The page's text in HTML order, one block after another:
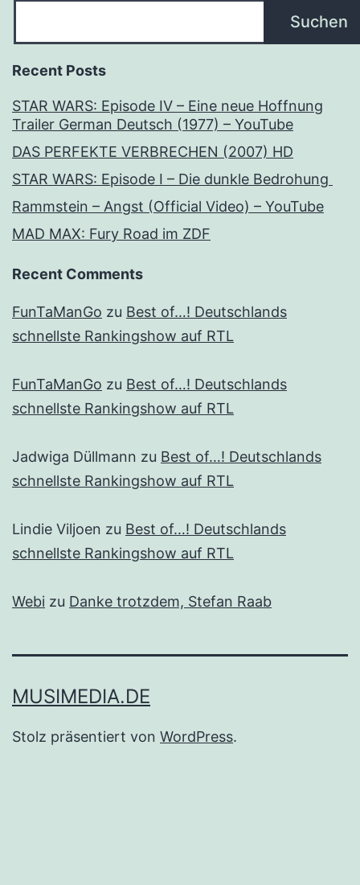
Suchen
Recent Posts
STAR WARS: Episode IV – Eine neue Hoffnung
Trailer German Deutsch (1977) – YouTube
DAS PERFEKTE VERBRECHEN (2007) HD
STAR WARS: Episode I – Die dunkle Bedrohung
Rammstein – Angst (Official Video) – YouTube
MAD MAX: Fury Road im ZDF
Recent Comments
FunTaManGo zu Best of…! Deutschlands
schnellste Rankingshow auf RTL
FunTaManGo zu Best of…! Deutschlands
schnellste Rankingshow auf RTL
Jadwiga Düllmann zu Best of…! Deutschlands
schnellste Rankingshow auf RTL
Lindie Viljoen zu Best of…! Deutschlands
schnellste Rankingshow auf RTL
Webi zu Danke trotzdem, Stefan Raab
MUSIMEDIA.DE
Stolz präsentiert von WordPress.